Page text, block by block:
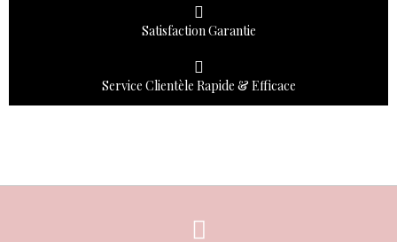
Satisfaction Garantie
Service Clientèle Rapide & Efficace